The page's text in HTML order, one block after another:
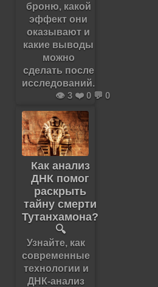
броню, какой
эффект они
оказывают и
какие выводы
можно
сделать после
исследований.
👁️ 3 ❤️ 0 💬 0
Как анализ
ДНК помог
раскрыть
тайну смерти
Тутанхамона?
🔍
Узнайте, как
современные
технологии и
ДНК-анализ